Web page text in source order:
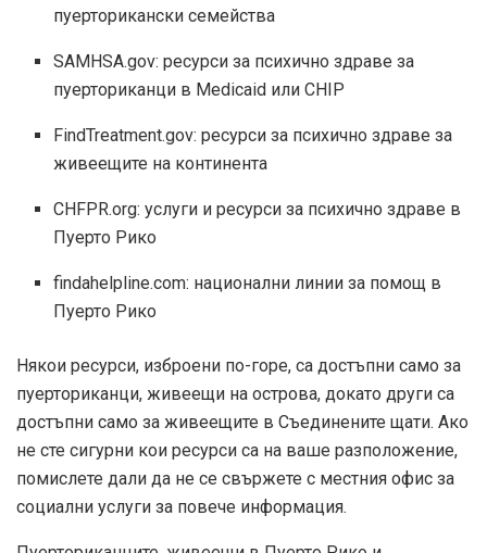
пуерторикански семейства
SAMHSA.gov: ресурси за психично здраве за
пуерториканци в Medicaid или CHIP
FindTreatment.gov: ресурси за психично здраве за
живеещите на континента
CHFPR.org: услуги и ресурси за психично здраве в
Пуерто Рико
findahelpline.com: национални линии за помощ в
Пуерто Рико
Някои ресурси, изброени по-горе, са достъпни само за
пуерториканци, живеещи на острова, докато други са
достъпни само за живеещите в Съединените щати. Ако
не сте сигурни кои ресурси са на ваше разположение,
помислете дали да не се свържете с местния офис за
социални услуги за повече информация.